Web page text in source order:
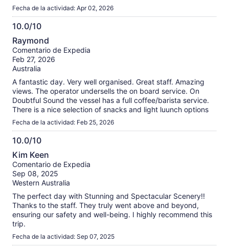
Fecha de la actividad: Apr 02, 2026
10.0/10
10.0
de
10
Raymond
Comentario de Expedia
Feb 27, 2026
Australia
A fantastic day. Very well organised. Great staff. Amazing
views. The operator undersells the on board service. On
Doubtful Sound the vessel has a full coffee/barista service.
There is a nice selection of snacks and light luunch options
Fecha de la actividad: Feb 25, 2026
10.0/10
10.0
de
10
Kim Keen
Comentario de Expedia
Sep 08, 2025
Western Australia
The perfect day with Stunning and Spectacular Scenery!!
Thanks to the staff. They truly went above and beyond,
ensuring our safety and well-being. I highly recommend this
trip.
Fecha de la actividad: Sep 07, 2025